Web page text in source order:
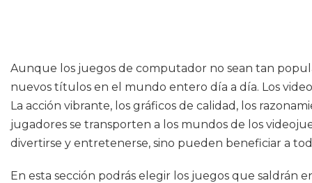
Aunque los juegos de computador no sean tan
nuevos títulos en el mundo entero día a día. Los
La acción vibrante, los gráficos de calidad, los
jugadores se transporten a los mundos de los
divertirse y entretenerse, sino pueden beneficiar a
En esta sección podrás elegir los juegos que